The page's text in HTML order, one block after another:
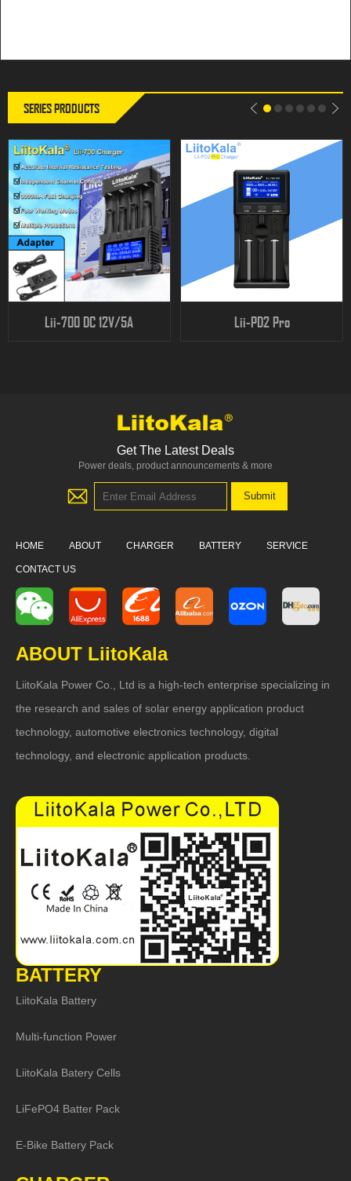
SERIES PRODUCTS
Lii-700 DC 12V/5A Lii-PD2 Pro
Get The Latest Deals
Power deals, product announcements & more
HOME ABOUT CHARGER BATTERY SERVICE
CONTACT US
ABOUT LiitoKala
LiitoKala Power Co., Ltd is a high-tech enterprise specializing in
the research and sales of solar energy application product
technology, automotive electronics technology, digital
technology, and electronic application products.
BATTERY
LiitoKala Battery
Multi-function Power
LiitoKala Batery Cells
LiFePO4 Batter Pack
E-Bike Battery Pack